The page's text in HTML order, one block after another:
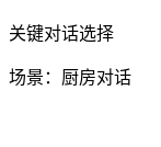
关键对话选择
场景：厨房对话